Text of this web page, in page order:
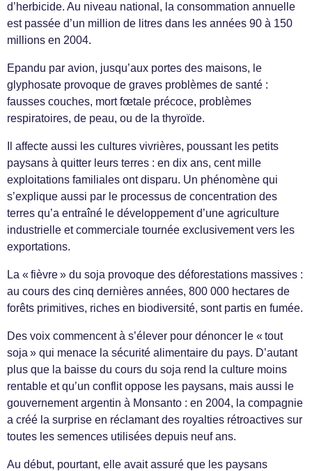
d’herbicide. Au niveau national, la consommation annuelle
est passée d’un million de litres dans les années 90 à 150
millions en 2004.
Epandu par avion, jusqu’aux portes des maisons, le
glyphosate provoque de graves problèmes de santé :
fausses couches, mort fœtale précoce, problèmes
respiratoires, de peau, ou de la thyroïde.
Il affecte aussi les cultures vivrières, poussant les petits
paysans à quitter leurs terres : en dix ans, cent mille
exploitations familiales ont disparu. Un phénomène qui
s’explique aussi par le processus de concentration des
terres qu’a entraîné le développement d’une agriculture
industrielle et commerciale tournée exclusivement vers les
exportations.
La « fièvre » du soja provoque des déforestations massives :
au cours des cinq dernières années, 800 000 hectares de
forêts primitives, riches en biodiversité, sont partis en fumée.
Des voix commencent à s’élever pour dénoncer le « tout
soja » qui menace la sécurité alimentaire du pays. D’autant
plus que la baisse du cours du soja rend la culture moins
rentable et qu’un conflit oppose les paysans, mais aussi le
gouvernement argentin à Monsanto : en 2004, la compagnie
a créé la surprise en réclamant des royalties rétroactives sur
toutes les semences utilisées depuis neuf ans.
Au début, pourtant, elle avait assuré que les paysans